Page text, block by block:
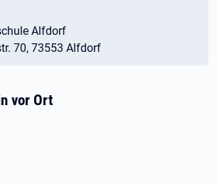
Alfdorf
70, 73553 Alfdorf
vor Ort